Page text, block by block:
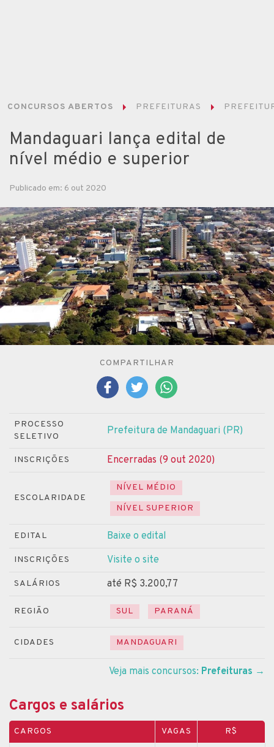
CONCURSOS ABERTOS PREFEITURAS
Mandaguari lança edital de
nível médio e superior
Publicado em: 6 out 2020
COMPARTILHAR
PROCESSO
SELETIVO
Prefeitura de Mandaguari (PR)
INSCRIÇÕES Encerradas (9 out 2020)
ESCOLARIDADE
NÍVEL MÉDIO
NÍVEL SUPERIOR
EDITAL Baixe o edital
INSCRIÇÕES Visite o site
SALÁRIOS até R$ 3.200,77
REGIÃO SUL PARANÁ
CIDADES MANDAGUARI
Veja mais concursos: Prefeituras →
Cargos e salários
CARGOS VAGAS R$